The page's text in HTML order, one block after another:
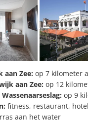
aan Zee: op 7 kilometer
aan Zee: op 12
op 9
fitness, restaurant,
aan het water